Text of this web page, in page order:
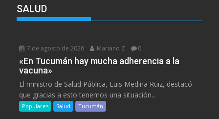
SALUD
7 de agosto de 2026 Mariano Z 0
«En Tucumán hay mucha adherencia a la
vacuna»
El ministro de Salud Pública, Luis Medina Ruiz, destacó
que gracias a esto tenemos una situación...
Populares Salud Tucumán